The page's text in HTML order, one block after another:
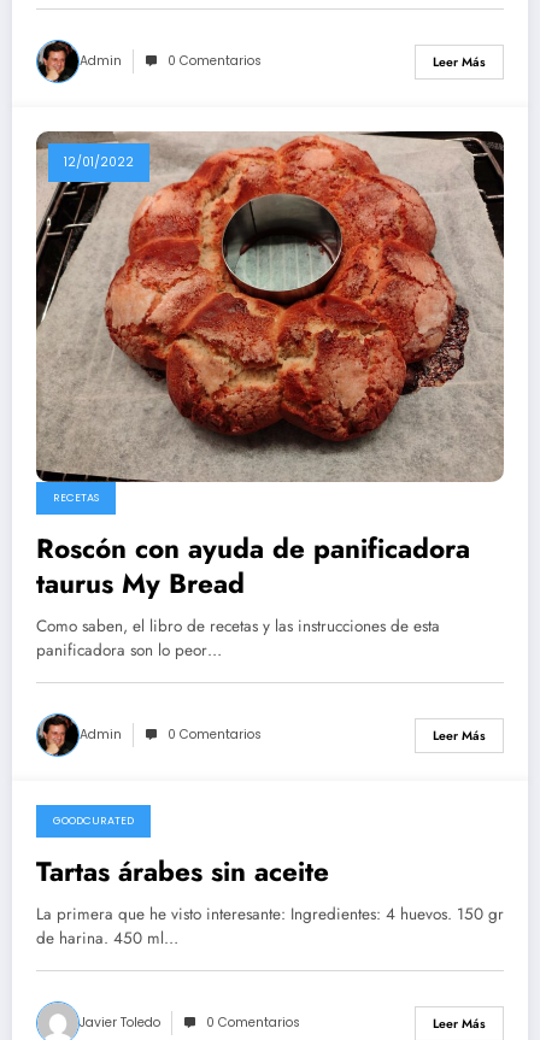
Admin 0 Comentarios Leer Más
12/01/2022
RECETAS
Roscón con ayuda de panificadora
taurus My Bread
Como saben, el libro de recetas y las instrucciones de esta
panificadora son lo peor…
Admin 0 Comentarios Leer Más
21/02/2021
GOODCURATED
Tartas árabes sin aceite
La primera que he visto interesante: Ingredientes: 4 huevos. 150 gr
de harina. 450 ml…
Javier Toledo 0 Comentarios Leer Más